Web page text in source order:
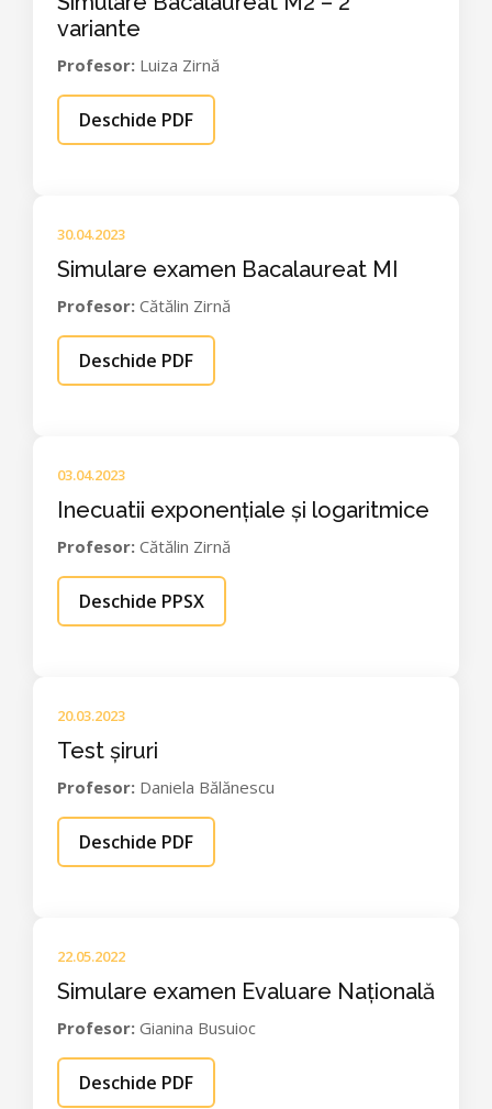
variante
Profesor: Luiza Zirnă
Deschide PDF
30.04.2023
Simulare examen Bacalaureat MI
Profesor: Cătălin Zirnă
Deschide PDF
03.04.2023
Inecuatii exponențiale și logaritmice
Profesor: Cătălin Zirnă
Deschide PPSX
20.03.2023
Test șiruri
Profesor: Daniela Bălănescu
Deschide PDF
22.05.2022
Simulare examen Evaluare Națională
Profesor: Gianina Busuioc
Deschide PDF